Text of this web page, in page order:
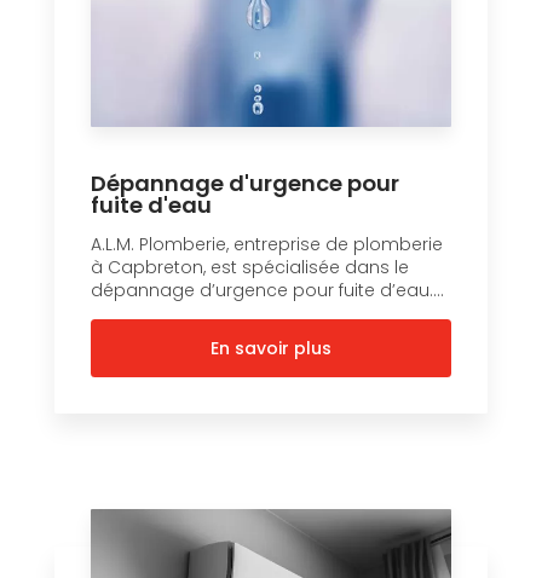
Dépannage d'urgence pour
fuite d'eau
A.L.M. Plomberie, entreprise de plomberie
à Capbreton, est spécialisée dans le
dépannage d’urgence pour fuite d’eau....
En savoir plus